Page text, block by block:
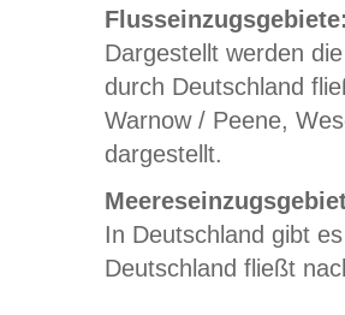
Dargestellt werden
durch Deutschland
Warnow / Peene,
dargestellt.
In Deutschland gibt
Deutschland fließt